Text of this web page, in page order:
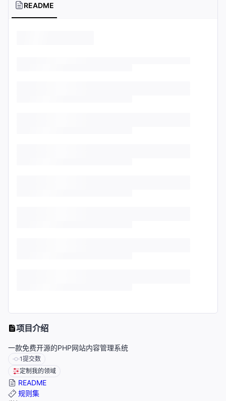
README
项目介绍
一款免费开源的PHP网站内容管理系统
1提交数
定制我的领域
README
规则集